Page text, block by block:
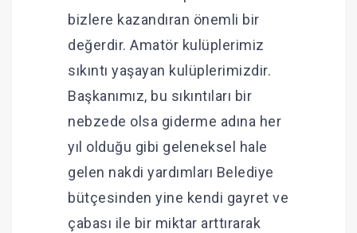
bizlere kazandıran önemli bir
değerdir. Amatör kulüplerimiz
sıkıntı yaşayan kulüplerimizdir.
Başkanımız, bu sıkıntıları bir
nebzede olsa giderme adına her
yıl olduğu gibi geleneksel hale
gelen nakdi yardımları Belediye
bütçesinden yine kendi gayret ve
çabası ile bir miktar arttırarak